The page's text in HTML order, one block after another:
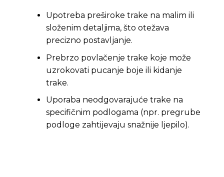
Upotreba preširoke trake na malim ili
složenim detaljima, što otežava
precizno postavljanje.
Prebrzo povlačenje trake koje može
uzrokovati pucanje boje ili kidanje
trake.
Uporaba neodgovarajuće trake na
specifičnim podlogama (npr. pregrube
podloge zahtijevaju snažnije ljepilo).